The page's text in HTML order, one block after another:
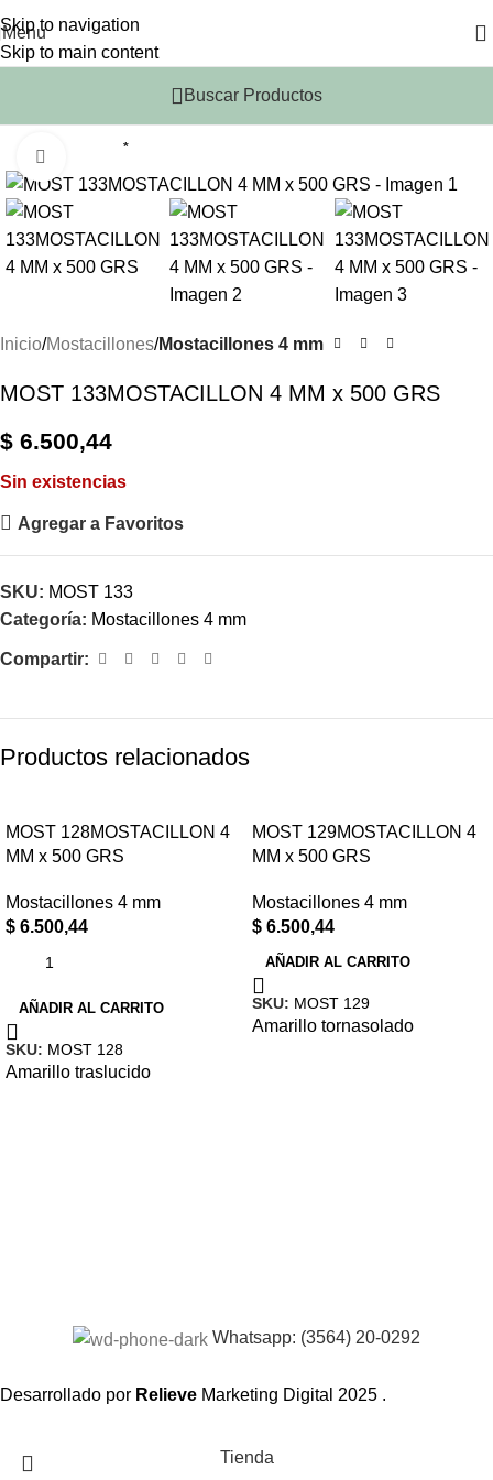
Skip to navigation
Skip to main content
Menu
Buscar Productos
*
Inicio Mostacillones Mostacillones 4 mm
MOST 133MOSTACILLON 4 MM x 500 GRS
$ 6.500,44
Sin existencias
Agregar a Favoritos
SKU: MOST 133
Categoría: Mostacillones 4 mm
Compartir:
Productos relacionados
MOST 128MOSTACILLON 4
MM x 500 GRS
Mostacillones 4 mm
$ 6.500,44
AÑADIR AL CARRITO
SKU: MOST 128
Amarillo traslucido
MOST 129MOSTACILLON 4
MM x 500 GRS
Mostacillones 4 mm
$ 6.500,44
AÑADIR AL CARRITO
SKU: MOST 129
Amarillo tornasolado
Whatsapp: (3564) 20-0292
Desarrollado por Relieve Marketing Digital 2025 .
Tienda